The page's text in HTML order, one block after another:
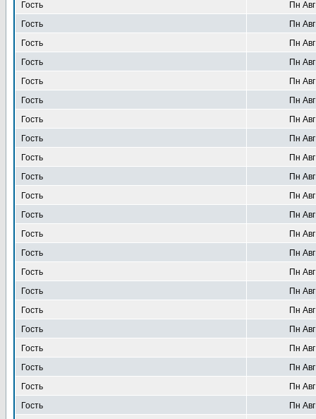
Гость
Пн
Гость
Пн
Гость
Пн
Гость
Пн
Гость
Пн
Гость
Пн
Гость
Пн
Гость
Пн
Гость
Пн
Гость
Пн
Гость
Пн
Гость
Пн
Гость
Пн
Гость
Пн
Гость
Пн
Гость
Пн
Гость
Пн
Гость
Пн
Гость
Пн
Гость
Пн
Гость
Пн
Гость
Пн